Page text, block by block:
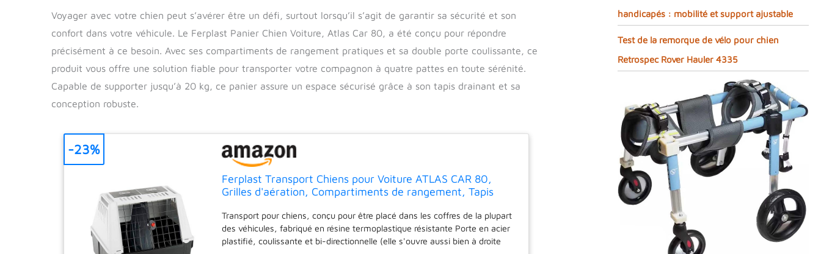
Voyager avec votre chien peut s’avérer être un défi, surtout lorsqu’il s’agit de garantir sa sécurité et son
confort dans votre véhicule. Le Ferplast Panier Chien Voiture, Atlas Car 80, a été conçu pour répondre
précisément à ce besoin. Avec ses compartiments de rangement pratiques et sa double porte coulissante, ce
produit vous offre une solution fiable pour transporter votre compagnon à quatre pattes en toute sérénité.
Capable de supporter jusqu’à 20 kg, ce panier assure un espace sécurisé grâce à son tapis drainant et sa
conception robuste.
Ferplast Transport Chiens pour Voiture ATLAS CAR 80,
Grilles d'aération, Compartiments de rangement, Tapis
Transport pour chiens, conçu pour être placé dans les coffres de la plupart
des véhicules, fabriqué en résine termoplastique résistante Porte en acier
plastifié, coulissante et bi-directionnelle (elle s'ouvre aussi bien à droite
-23%
handicapés : mobilité et support ajustable
Test de la remorque de vélo pour chien
Retrospec Rover Hauler 4335